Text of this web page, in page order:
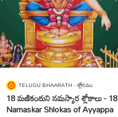
TELUGU BHAARATH శ్లోకము
18 మణికంఠుని నమస్కార శ్లోకాలు - 18
Namaskar Shlokas of Ayyappa